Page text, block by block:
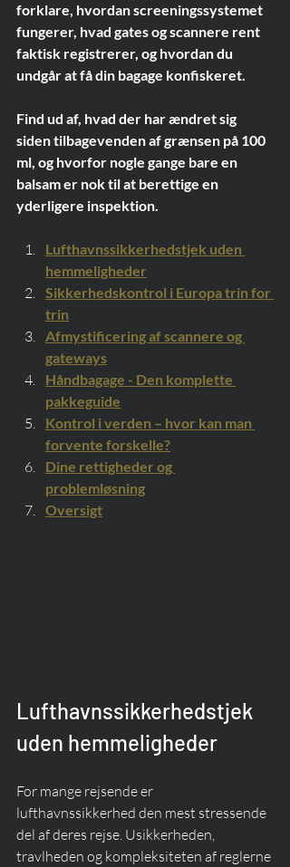
forklare, hvordan screeningssystemet
fungerer, hvad gates og scannere rent
faktisk registrerer, og hvordan du
undgår at få din bagage konfiskeret.
Find ud af, hvad der har ændret sig
siden tilbagevenden af grænsen på 100
ml, og hvorfor nogle gange bare en
balsam er nok til at berettige en
yderligere inspektion.
Lufthavnssikkerhedstjek uden
hemmeligheder
Sikkerhedskontrol i Europa trin for
trin
Afmystificering af scannere og
gateways
Håndbagage - Den komplette
pakkeguide
Kontrol i verden – hvor kan man
forvente forskelle?
Dine rettigheder og
problemløsning
Oversigt
Lufthavnssikkerhedstjek
uden hemmeligheder
For mange rejsende er
lufthavnssikkerhed den mest stressende
del af deres rejse. Usikkerheden,
travlheden og kompleksiteten af reglerne